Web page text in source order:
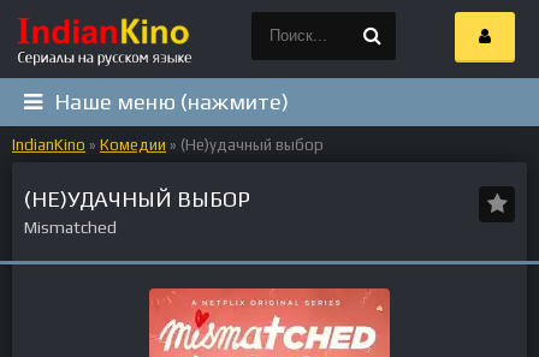
Наше меню (нажмите)
IndianKino » Комедии » (Не)удачный выбор
(НЕ)УДАЧНЫЙ ВЫБОР
Mismatched